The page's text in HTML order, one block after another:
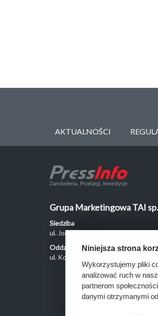
AKTUALNOŚCI
Grupa Marketingowa TAI
Siedziba
ul. Jordanowska 12, 04-204
Oddział Poznań
ul. Kochanowskiego 18/6, 60-846
Niniejsza strona
Wykorzystujemy pliki
analizować ruch w
partnerom
danymi otrzymanymi